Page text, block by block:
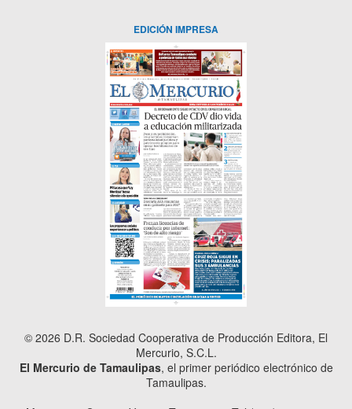
EDICIÓN IMPRESA
© 2026 D.R. Sociedad Cooperativa de Producción Editora, El
Mercurio, S.C.L.
El Mercurio de Tamaulipas, el primer periódico electrónico de
Tamaulipas.